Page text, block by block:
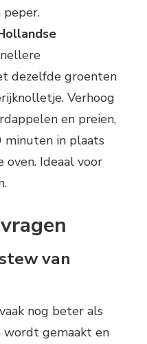
peper.
dezelfde groenten
Verhoog
en preien,
minuten in plaats
oven. Ideaal voor
van
nog beter als
wordt gemaakt en